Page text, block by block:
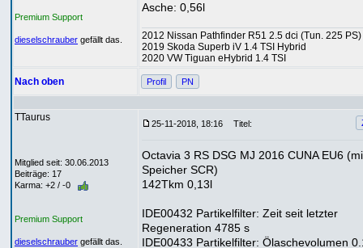
Premium Support
dieselschrauber gefällt das.
Asche: 0,56l
2012 Nissan Pathfinder R51 2.5 dci (Tun. 225 PS)
2019 Skoda Superb iV 1.4 TSI Hybrid
2020 VW Tiguan eHybrid 1.4 TSI
Nach oben Profil PN
TTaurus
Mitglied seit: 30.06.2013
Beiträge: 17
Karma: +2 / -0
Premium Support
dieselschrauber gefällt das.
25-11-2018, 18:16 Titel:
Octavia 3 RS DSG MJ 2016 CUNA EU6
Speicher SCR)
142Tkm 0,13l
IDE00432 Partikelfilter: Zeit seit letzter
Regeneration 4785 s
IDE00433 Partikelfilter: Ölaschevolumen